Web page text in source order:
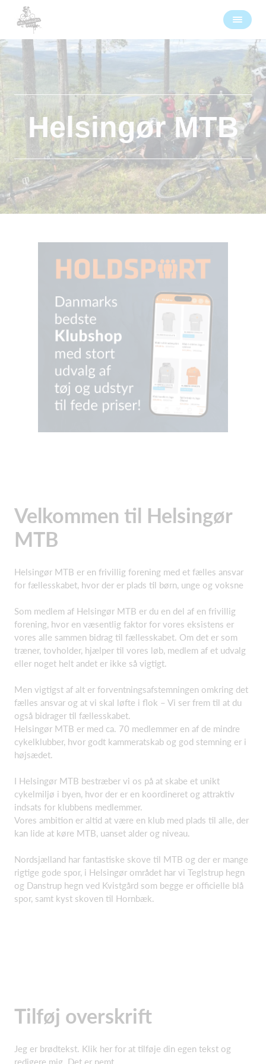
Helsingør MTB
Velkommen til Helsingør
MTB
Helsingør MTB er en frivillig forening med et fælles ansvar
for fællesskabet, hvor der er plads til børn, unge og voksne
Som medlem af Helsingør MTB er du en del af en frivillig
forening, hvor en væsentlig faktor for vores eksistens er
vores alle sammen bidrag til fællesskabet. Om det er som
træner, tovholder, hjælper til vores løb, medlem af et udvalg
eller noget helt andet er ikke så vigtigt.
Men vigtigst af alt er forventningsafstemningen omkring det
fælles ansvar og at vi skal løfte i flok – Vi ser frem til at du
også bidrager til fællesskabet.
Helsingør MTB er med ca. 70 medlemmer en af de mindre
cykelklubber, hvor godt kammeratskab og god stemning er i
højsædet.
I Helsingør MTB bestræber vi os på at skabe et unikt
cykelmiljø i byen, hvor der er en koordineret og attraktiv
indsats for klubbens medlemmer.
Vores ambition er altid at være en klub med plads til alle, der
kan lide at køre MTB, uanset alder og niveau.
Nordsjælland har fantastiske skove til MTB og der er mange
rigtige gode spor, i Helsingør området har vi Teglstrup hegn
og Danstrup hegn ved Kvistgård som begge er officielle blå
spor, samt kyst skoven til Hornbæk.
Tilføj overskrift
Jeg er brødtekst. Klik her for at tilføje din egen tekst og
redigere mig. Det er nemt.